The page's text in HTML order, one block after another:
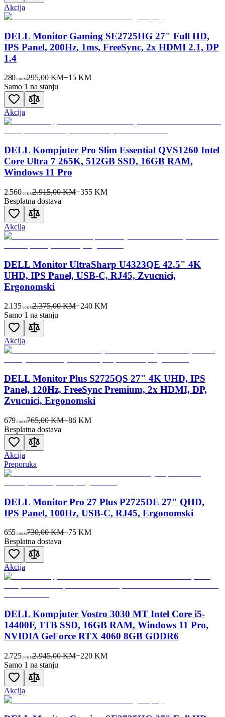
Akcija
DELL Monitor Gaming SE2725HG 27" Full HD,
IPS Panel, 200Hz, 1ms, FreeSync, 2x HDMI 2.1, DP
1.4
280 00KM295,00 KM−15 KM
Samo 1 na stanju
Akcija
DELL Kompjuter Pro Slim Essential QVS1260 Intel
Core Ultra 7 265K, 512GB SSD, 16GB RAM,
Windows 11 Pro
2.560 00KM2.915,00 KM−355KM
Besplatna dostava
Akcija
DELL Monitor UltraSharp U4323QE 42.5" 4K
UHD, IPS Panel, USB-C, RJ45, Zvucnici,
Ergonomski
2.135 00KM2.375,00 KM−240KM
Samo 1 na stanju
Akcija
DELL Monitor Plus S2725QS 27" 4K UHD, IPS
Panel, 120Hz, FreeSync Premium, 2x HDMI, DP,
Zvucnici, Ergonomski
679 00KM765,00 KM−86 KM
Besplatna dostava
Akcija
Preporuka
DELL Monitor Pro 27 Plus P2725DE 27" QHD,
IPS Panel, 100Hz, USB-C, RJ45, Ergonomski
655 00KM730,00 KM−75 KM
Besplatna dostava
Akcija
DELL Kompjuter Vostro 3030 MT Intel Core i5-
14400F, 1TB SSD, 16GB RAM, Windows 11 Pro,
NVIDIA GeForce RTX 4060 8GB GDDR6
2.725 00KM2.945,00 KM−220KM
Samo 1 na stanju
Akcija